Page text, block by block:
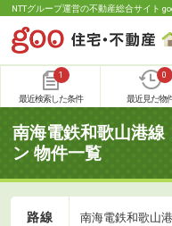
NTTグループ運営の不動産総合サイト
1
最近検索した条件
0
最近見た物
南海電鉄和歌山港線
ン 物件一覧
路線 南海電鉄和歌山